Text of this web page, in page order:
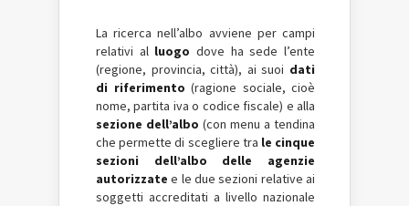
La ricerca nell’albo avviene per campi
relativi al luogodove ha sede l’ente
(regione, provincia, città), ai suoi dati
di riferimento (ragione sociale, cioè
nome, partita iva o codice fiscale) e alla
sezione dell’albo (con menu a tendina
che permette di scegliere tra le cinque
sezioni dell’albo delle agenzie
autorizzate e le due sezioni relative ai
soggetti accreditati a livello nazionale